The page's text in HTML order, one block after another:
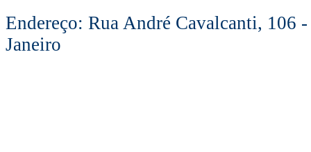
Endereço: Rua André Cavalcanti, 106
Janeiro